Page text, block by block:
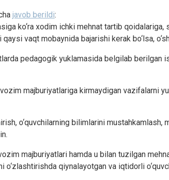
javob berildi:
ko‘ra xodim ichki mehnat tartib
vaqt mobaynida bajarishi kerak bo‘lsa,
pedagogik yuklamasida belgilab
majburiyatlariga kirmaydigan vazifalarni
o‘quvchilarning bilimlarini
majburiyatlari hamda u bilan tuzilgan
o‘zlashtirishda qiynalayotgan va iqtidorli